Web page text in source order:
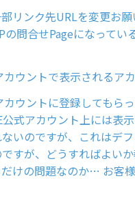
リンク先URLを変更お
の問合せPageになって
ウントで表示されるア
ウントに登録してもら
公式アカウント上には表
いのですが、これはデ
すが、どうすればよい
けの問題なのか… お客